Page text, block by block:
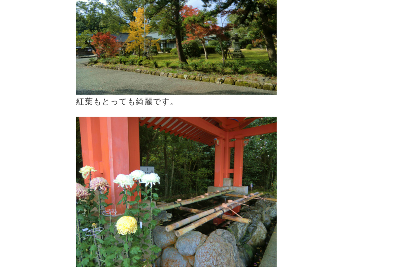
紅葉もとっても綺麗です。